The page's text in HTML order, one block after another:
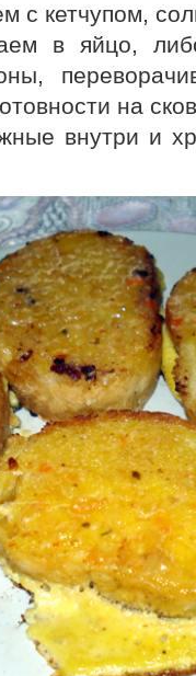
с кетчупом,
в яйцо,
на
внутри и